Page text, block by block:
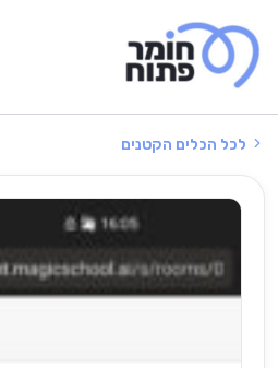
לתוכן
לכל הכלים הקטנים